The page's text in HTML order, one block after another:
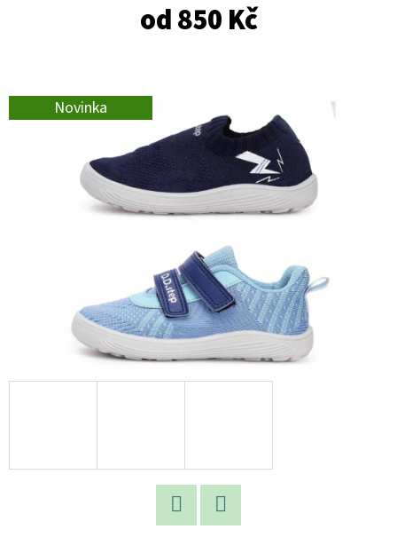
od850 Kč
Novinka
E
T